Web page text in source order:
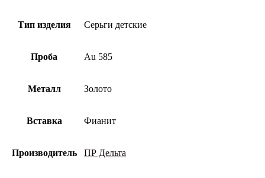
Тип изделия Серьги детские
Проба Au 585
Металл Золото
Вставка Фианит
Производитель ПР Дельта